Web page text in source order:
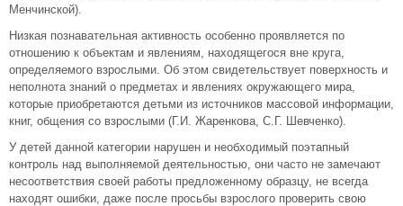
Менчинской).
Низкая познавательная активность особенно проявляется по
отношению к объектам и явлениям, находящегося вне круга,
определяемого взрослыми. Об этом свидетельствует поверхность и
неполнота знаний о предметах и явлениях окружающего мира,
которые приобретаются детьми из источников массовой информации,
книг, общения со взрослыми (Г.И. Жаренкова, С.Г. Шевченко).
У детей данной категории нарушен и необходимый поэтапный
контроль над выполняемой деятельностью, они часто не замечают
несоответствия своей работы предложенному образцу, не всегда
находят ошибки, даже после просьбы взрослого проверить свою